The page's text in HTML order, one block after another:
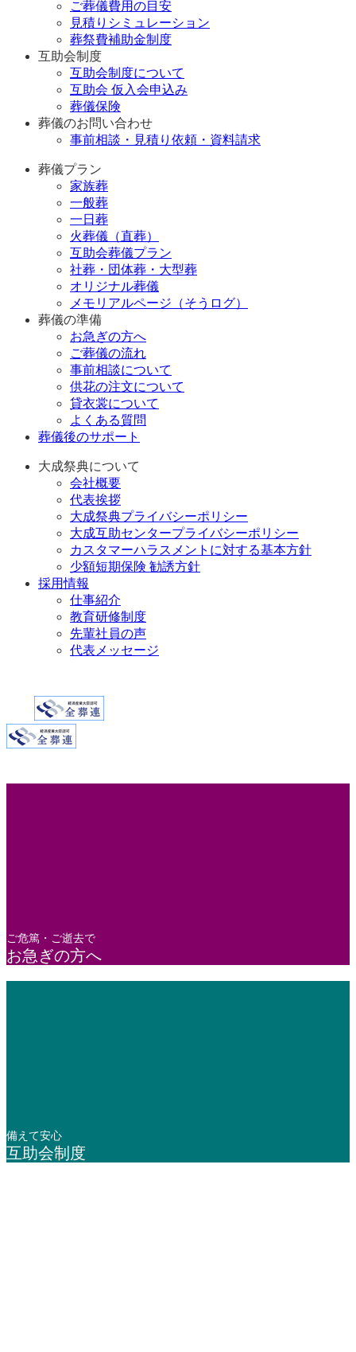
ご葬儀費用の目安
見積りシミュレーション
葬祭費補助金制度
互助会制度
互助会制度について
互助会 仮入会申込み
葬儀保険
葬儀のお問い合わせ
事前相談・見積り依頼・資料請求
葬儀プラン
家族葬
一般葬
一日葬
火葬儀（直葬）
互助会葬儀プラン
社葬・団体葬・大型葬
オリジナル葬儀
メモリアルページ（そうログ）
葬儀の準備
お急ぎの方へ
ご葬儀の流れ
事前相談について
供花の注文について
貸衣裳について
よくある質問
葬儀後のサポート
大成祭典について
会社概要
代表挨拶
大成祭典プライバシーポリシー
大成互助センタープライバシーポリシー
カスタマーハラスメントに対する基本方針
少額短期保険 勧誘方針
採用情報
仕事紹介
教育研修制度
先輩社員の声
代表メッセージ
ご危篤・ご逝去で
お急ぎの方へ
備えて安心
互助会制度